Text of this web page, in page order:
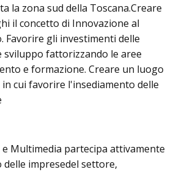
la zona sud della Toscana.Creare
il concetto di Innovazione al
Favorire gli investimenti delle
sviluppo fattorizzando le aree
e formazione. Creare un luogo
cui favorire l'insediamento delle
e Multimedia partecipa attivamente
impresedel settore,